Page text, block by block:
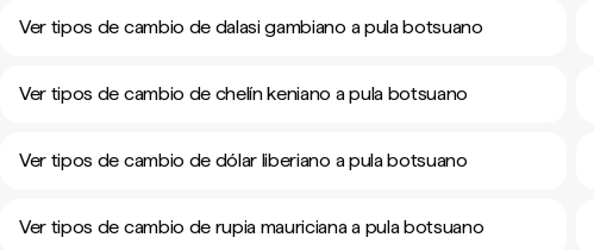
Ver tipos de cambio de dalasi gambiano a pula botsuano
Ver tipos de cambio de chelín keniano a pula botsuano
Ver tipos de cambio de dólar liberiano a pula botsuano
Ver tipos de cambio de rupia mauriciana a pula botsuano